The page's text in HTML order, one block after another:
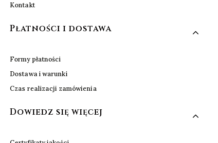
Kontakt
Płatności i dostawa
Formy płatności
Dostawa i warunki
Czas realizacji zamówienia
Dowiedz się więcej